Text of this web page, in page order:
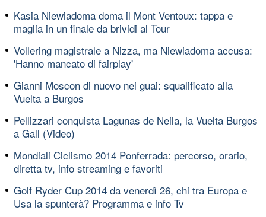
Kasia Niewiadoma doma il Mont Ventoux: tappa e
maglia in un finale da brividi al Tour
Vollering magistrale a Nizza, ma Niewiadoma accusa:
'Hanno mancato di fairplay'
Gianni Moscon di nuovo nei guai: squalificato alla
Vuelta a Burgos
Pellizzari conquista Lagunas de Neila, la Vuelta Burgos
a Gall (Video)
Mondiali Ciclismo 2014 Ponferrada: percorso, orario,
diretta tv, info streaming e favoriti
Golf Ryder Cup 2014 da venerdì 26, chi tra Europa e
Usa la spunterà? Programma e info Tv